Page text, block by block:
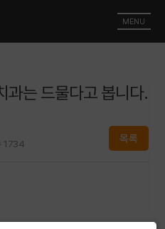
MENU
과는 드물다고 봅니다.
1734 목록